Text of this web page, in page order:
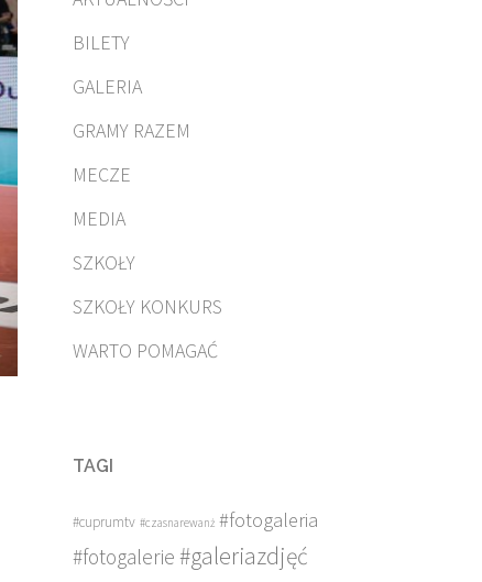
BILETY
GALERIA
GRAMY RAZEM
MECZE
MEDIA
SZKOŁY
SZKOŁY KONKURS
WARTO POMAGAĆ
TAGI
#cuprumtv #czasnarewanż #fotogaleria
#fotogalerie #galeriazdjęć